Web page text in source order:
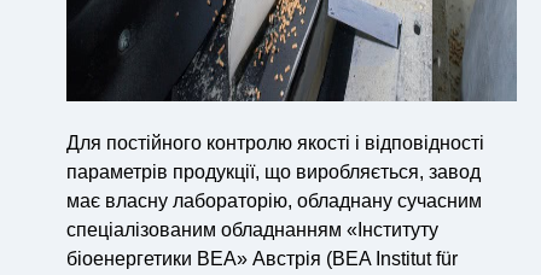
Для постійного контролю якості і відповідності
параметрів продукції, що виробляється, завод
має власну лабораторію, обладнану сучасним
спеціалізованим обладнанням «Інституту
біоенергетики BEA» Австрія (BEA Institut für